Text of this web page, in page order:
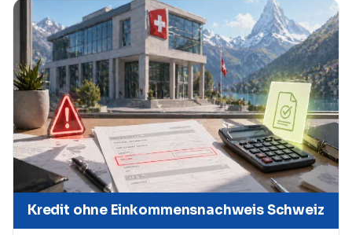
Kredit ohne Einkommensnachweis Schweiz